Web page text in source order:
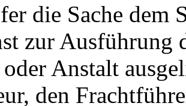
die Sache dem
zur Ausführung
oder Anstalt
den